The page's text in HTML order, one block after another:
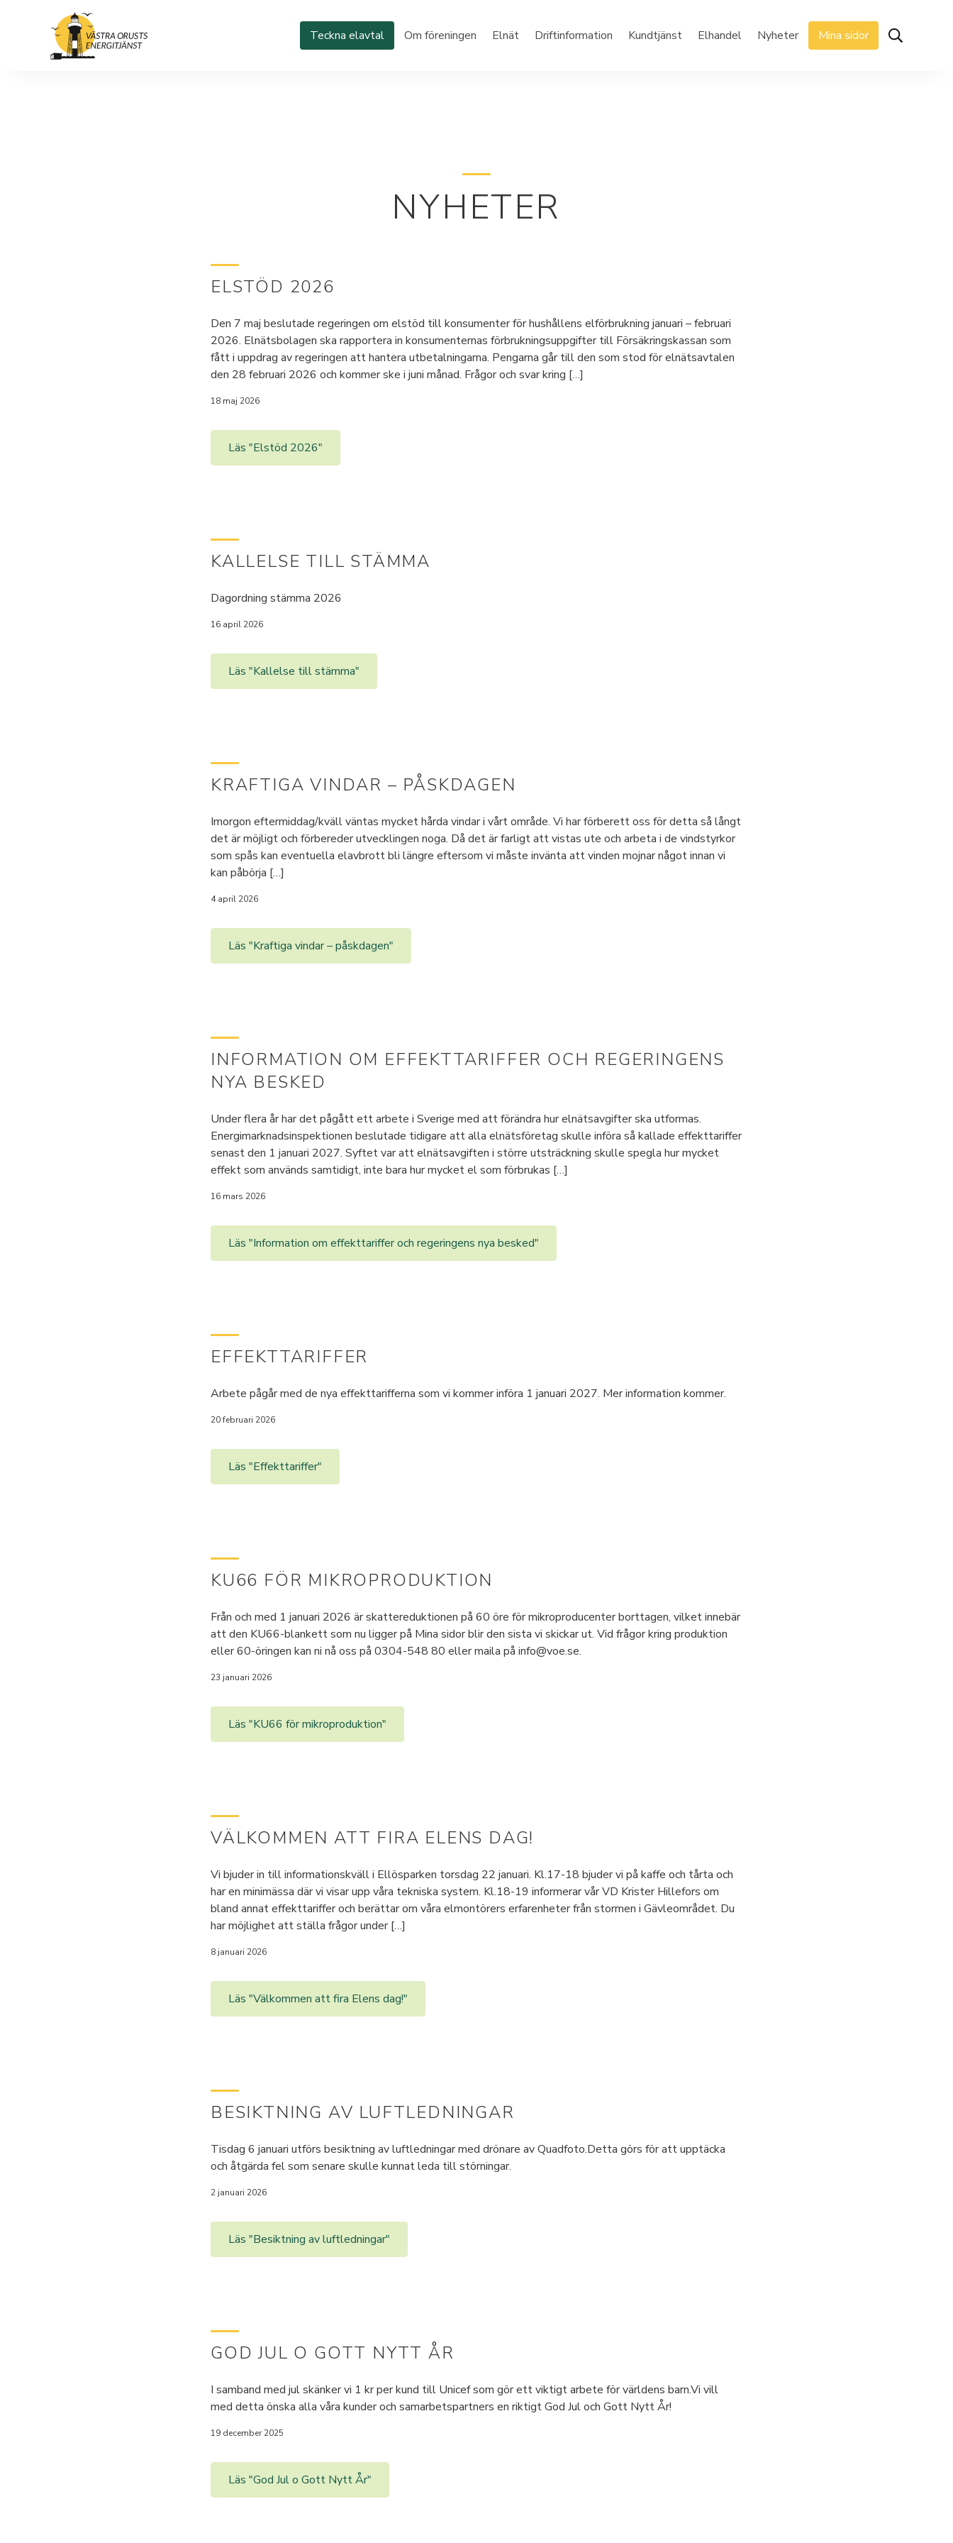
Teckna elavtal Om föreningen Elnät Driftinformation Kundtjänst Elhandel Nyheter Mina sidor
NYHETER
ELSTÖD 2026
Den 7 maj beslutade regeringen om elstöd till konsumenter för hushållens elförbrukning januari – februari
2026. Elnätsbolagen ska rapportera in konsumenternas förbrukningsuppgifter till Försäkringskassan som
fått i uppdrag av regeringen att hantera utbetalningarna. Pengarna går till den som stod för elnätsavtalen
den 28 februari 2026 och kommer ske i juni månad. Frågor och svar kring […]
18 maj 2026
Läs "Elstöd 2026"
KALLELSE TILL STÄMMA
Dagordning stämma 2026
16 april 2026
Läs "Kallelse till stämma"
KRAFTIGA VINDAR – PÅSKDAGEN
Imorgon eftermiddag/kväll väntas mycket hårda vindar i vårt område. Vi har förberett oss för detta så långt
det är möjligt och förbereder utvecklingen noga. Då det är farligt att vistas ute och arbeta i de vindstyrkor
som spås kan eventuella elavbrott bli längre eftersom vi måste invänta att vinden mojnar något innan vi
kan påbörja […]
4 april 2026
Läs "Kraftiga vindar – påskdagen"
INFORMATION OM EFFEKTTARIFFER OCH REGERINGENS
NYA BESKED
Under flera år har det pågått ett arbete i Sverige med att förändra hur elnätsavgifter ska utformas.
Energimarknadsinspektionen beslutade tidigare att alla elnätsföretag skulle införa så kallade effekttariffer
senast den 1 januari 2027. Syftet var att elnätsavgiften i större utsträckning skulle spegla hur mycket
effekt som används samtidigt, inte bara hur mycket el som förbrukas […]
16 mars 2026
Läs "Information om effekttariffer och regeringens nya besked"
EFFEKTTARIFFER
Arbete pågår med de nya effekttarifferna som vi kommer införa 1 januari 2027. Mer information kommer.
20 februari 2026
Läs "Effekttariffer"
KU66 FÖR MIKROPRODUKTION
Från och med 1 januari 2026 är skattereduktionen på 60 öre för mikroproducenter borttagen, vilket innebär
att den KU66-blankett som nu ligger på Mina sidor blir den sista vi skickar ut. Vid frågor kring produktion
eller 60-öringen kan ni nå oss på 0304-548 80 eller maila på info@voe.se.
23 januari 2026
Läs "KU66 för mikroproduktion"
VÄLKOMMEN ATT FIRA ELENS DAG!
Vi bjuder in till informationskväll i Ellösparken torsdag 22 januari. Kl.17-18 bjuder vi på kaffe och tårta och
har en minimässa där vi visar upp våra tekniska system. Kl.18-19 informerar vår VD Krister Hillefors om
bland annat effekttariffer och berättar om våra elmontörers erfarenheter från stormen i Gävleområdet. Du
har möjlighet att ställa frågor under […]
8 januari 2026
Läs "Välkommen att fira Elens dag!"
BESIKTNING AV LUFTLEDNINGAR
Tisdag 6 januari utförs besiktning av luftledningar med drönare av Quadfoto.Detta görs för att upptäcka
och åtgärda fel som senare skulle kunnat leda till störningar.
2 januari 2026
Läs "Besiktning av luftledningar"
GOD JUL O GOTT NYTT ÅR
I samband med jul skänker vi 1 kr per kund till Unicef som gör ett viktigt arbete för världens barn.Vi vill
med detta önska alla våra kunder och samarbetspartners en riktigt God Jul och Gott Nytt År!
19 december 2025
Läs "God Jul o Gott Nytt År"